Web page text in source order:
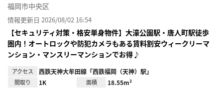
福岡市中央区
情報更新日 2026/08/02 16:54
【セキュリティ対策・格安単身物件】大濠公園駅・唐人町駅徒歩
圏内！オートロックや防犯カメラもある賃料割安ウィークリーマ
ンション・マンスリーマンションでお得♪
アクセス 西鉄天神大牟田線「西鉄福岡（天神）駅」
間取り 1K 面積 18.55m²